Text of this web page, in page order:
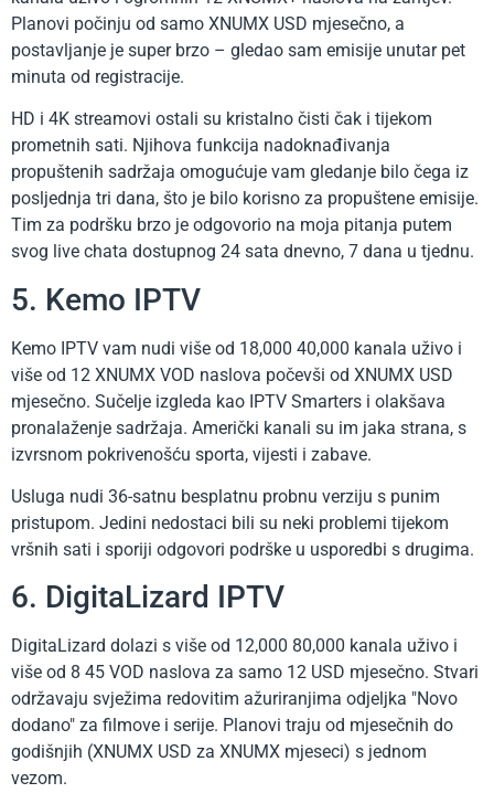
Planovi počinju od samo XNUMX USD mjesečno, a
postavljanje je super brzo – gledao sam emisije unutar pet
minuta od registracije.
HD i 4K streamovi ostali su kristalno čisti čak i tijekom
prometnih sati. Njihova funkcija nadoknađivanja
propuštenih sadržaja omogućuje vam gledanje bilo čega iz
posljednja tri dana, što je bilo korisno za propuštene emisije.
Tim za podršku brzo je odgovorio na moja pitanja putem
svog live chata dostupnog 24 sata dnevno, 7 dana u tjednu.
5. Kemo IPTV
Kemo IPTV vam nudi više od 18,000 40,000 kanala uživo i
više od 12 XNUMX VOD naslova počevši od XNUMX USD
mjesečno. Sučelje izgleda kao IPTV Smarters i olakšava
pronalaženje sadržaja. Američki kanali su im jaka strana, s
izvrsnom pokrivenošću sporta, vijesti i zabave.
Usluga nudi 36-satnu besplatnu probnu verziju s punim
pristupom. Jedini nedostaci bili su neki problemi tijekom
vršnih sati i sporiji odgovori podrške u usporedbi s drugima.
6. DigitaLizard IPTV
DigitaLizard dolazi s više od 12,000 80,000 kanala uživo i
više od 8 45 VOD naslova za samo 12 USD mjesečno. Stvari
održavaju svježima redovitim ažuriranjima odjeljka "Novo
dodano" za filmove i serije. Planovi traju od mjesečnih do
godišnjih (XNUMX USD za XNUMX mjeseci) s jednom
vezom.